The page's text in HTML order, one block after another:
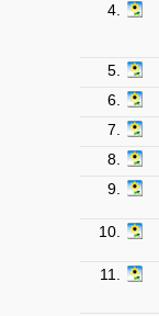
4.
5.
6.
7.
8.
9.
10.
11.